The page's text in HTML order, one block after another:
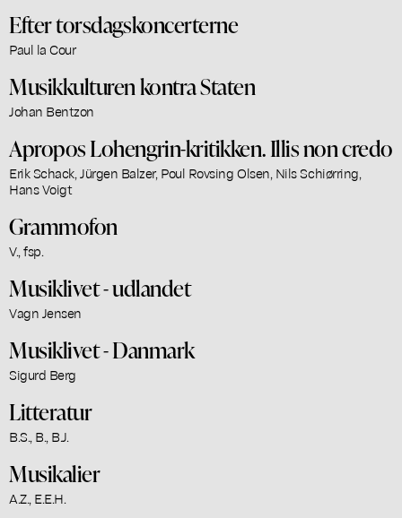
Efter torsdagskoncerterne
Paul la Cour
Musikkulturen kontra Staten
Johan Bentzon
Apropos Lohengrin-kritikken. Illis non credo
Erik Schack, Jürgen Balzer, Poul Rovsing Olsen, Nils Schiørring,
Hans Voigt
Grammofon
V., fsp.
Musiklivet - udlandet
Vagn Jensen
Musiklivet - Danmark
Sigurd Berg
Litteratur
B.S., B., B.J.
Musikalier
A.Z., E.E.H.